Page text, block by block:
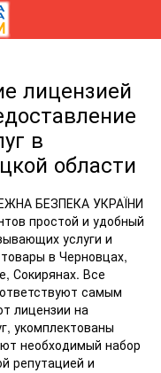
лицензией
в
области
БЕЗПЕКА УКРАЇНИ
простой и удобный
услуги и
в Черновцах,
Сокирянах. Все
самым
лицензии на
укомплектованы
необходимый набор
репутацией и